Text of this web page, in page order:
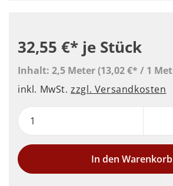
32,55 €* je Stück
Inhalt: 2,5 Meter(13,02 €* / 1
inkl. MwSt.zzgl. Versandkosten
In den Warenkorb